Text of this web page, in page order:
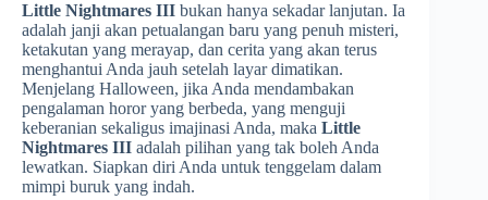
Little Nightmares III bukan hanya sekadar lanjutan. Ia
adalah janji akan petualangan baru yang penuh misteri,
ketakutan yang merayap, dan cerita yang akan terus
menghantui Anda jauh setelah layar dimatikan.
Menjelang Halloween, jika Anda mendambakan
pengalaman horor yang berbeda, yang menguji
keberanian sekaligus imajinasi Anda, maka Little
Nightmares III adalah pilihan yang tak boleh Anda
lewatkan. Siapkan diri Anda untuk tenggelam dalam
mimpi buruk yang indah.